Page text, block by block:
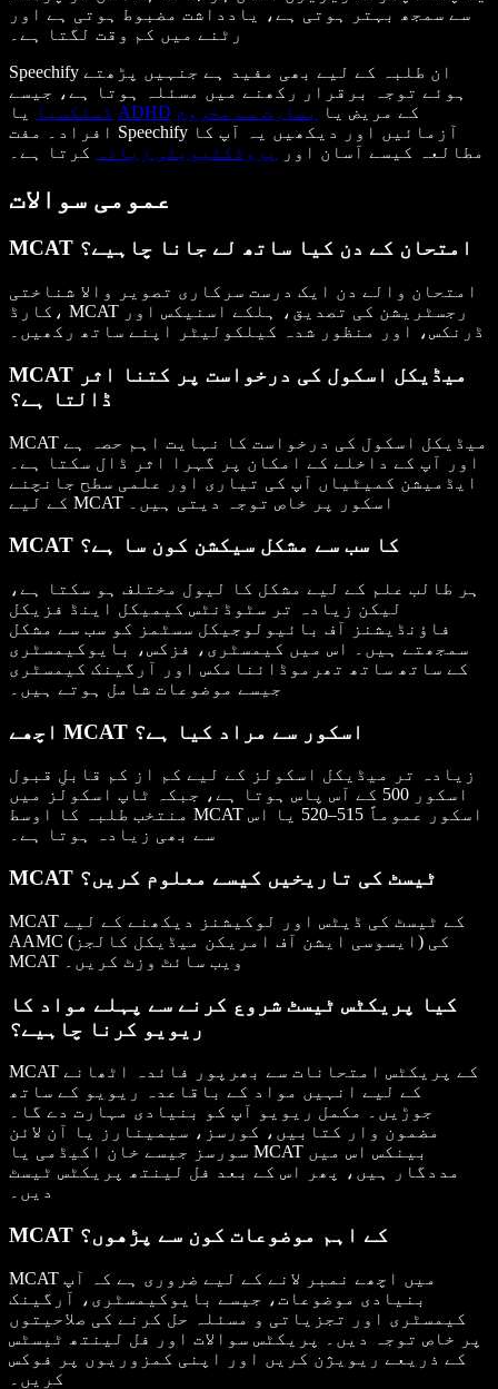
سے سمجھ بہتر ہوتی ہے، یادداشت مضبوط ہوتی ہے اور
رٹنے میں کم وقت لگتا ہے۔
Speechify ان طلبہ کے لیے بھی مفید ہے جنہیں پڑھتے
ہوئے توجہ برقرار رکھنے میں مسئلہ ہوتا ہے، جیسے
ڈسلکسیا ADHD کے مریض یا
بصارت سے محروم
افراد۔ مفت Speechify آزمائیں اور دیکھیں یہ آپ کا
مطالعہ کیسے آسان اور
پروڈکٹیویٹی زیادہ کرتا ہے۔
عمومی سوالات
MCAT امتحان کے دن کیا ساتھ لے جانا چاہیے؟
امتحان والے دن ایک درست سرکاری تصویر والا شناختی
کارڈ، MCAT رجسٹریشن کی تصدیق، ہلکے اسنیکس اور
ڈرنکس، اور منظور شدہ کیلکولیٹر اپنے ساتھ رکھیں۔
MCAT میڈیکل اسکول کی درخواست پر کتنا اثر
ڈالتا ہے؟
MCAT میڈیکل اسکول کی درخواست کا نہایت اہم حصہ ہے
اور آپ کے داخلے کے امکان پر گہرا اثر ڈال سکتا ہے۔
ایڈمیشن کمیٹیاں آپ کی تیاری اور علمی سطح جانچنے
کے لیے MCAT اسکور پر خاص توجہ دیتی ہیں۔
MCAT کا سب سے مشکل سیکشن کون سا ہے؟
ہر طالب علم کے لیے مشکل کا لیول مختلف ہو سکتا ہے،
لیکن زیادہ تر سٹوڈنٹس کیمیکل اینڈ فزیکل
فاؤنڈیشنز آف بائیولوجیکل سسٹمز کو سب سے مشکل
سمجھتے ہیں۔ اس میں کیمسٹری، فزکس، بایوکیمسٹری
کے ساتھ ساتھ تھرموڈائنامکس اور آرگینک کیمسٹری
جیسے موضوعات شامل ہوتے ہیں۔
اچھے MCAT اسکور سے مراد کیا ہے؟
زیادہ تر میڈیکل اسکولز کے لیے کم از کم قابلِ قبول
اسکور 500 کے آس پاس ہوتا ہے، جبکہ ٹاپ اسکولز میں
منتخب طلبہ کا اوسط MCAT اسکور عموماً 515–520 یا اس
سے بھی زیادہ ہوتا ہے۔
MCAT ٹیسٹ کی تاریخیں کیسے معلوم کریں؟
MCAT کے ٹیسٹ کی ڈیٹس اور لوکیشنز دیکھنے کے لیے
AAMC (ایسوسی ایشن آف امریکن میڈیکل کالجز) کی
MCAT ویب سائٹ وزٹ کریں۔
کیا پریکٹس ٹیسٹ شروع کرنے سے پہلے مواد کا
ریویو کرنا چاہیے؟
MCAT کے پریکٹس امتحانات سے بھرپور فائدہ اٹھانے
کے لیے انہیں مواد کے باقاعدہ ریویو کے ساتھ
جوڑیں۔ مکمل ریویو آپ کو بنیادی مہارت دے گا۔
مضمون وار کتابیں، کورسز، سیمینارز یا آن لائن
سورسز جیسے خان اکیڈمی یا MCAT بینکس اس میں
مددگار ہیں، پھر اس کے بعد فل لینتھ پریکٹس ٹیسٹ
دیں۔
MCAT کے اہم موضوعات کون سے پڑھوں؟
MCAT میں اچھے نمبر لانے کے لیے ضروری ہے کہ آپ
بنیادی موضوعات، جیسے بایوکیمسٹری، آرگینک
کیمسٹری اور تجزیاتی و مسئلہ حل کرنے کی صلاحیتوں
پر خاص توجہ دیں۔ پریکٹس سوالات اور فل لینتھ ٹیسٹس
کے ذریعے ریویژن کریں اور اپنی کمزوریوں پر فوکس
کریں۔